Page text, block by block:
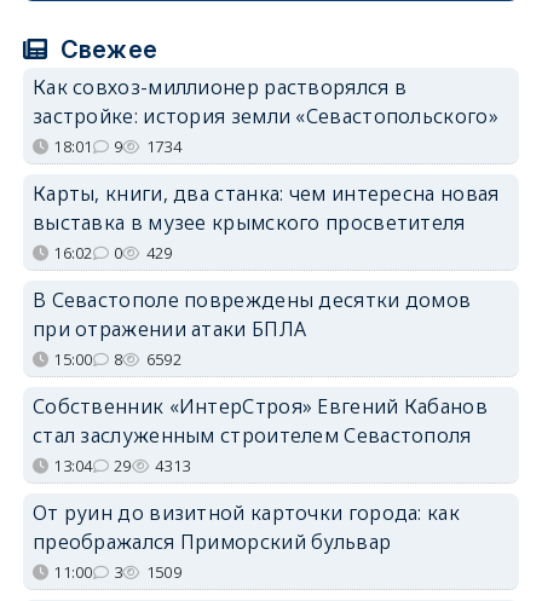
Свежее
Как совхоз-миллионер растворялся в
застройке: история земли «Севастопольского»
18:01 9 1734
Карты, книги, два станка: чем интересна новая
выставка в музее крымского просветителя
16:02 0 429
В Севастополе повреждены десятки домов
при отражении атаки БПЛА
15:00 8 6592
Собственник «ИнтерСтроя» Евгений Кабанов
стал заслуженным строителем Севастополя
13:04 29 4313
От руин до визитной карточки города: как
преображался Приморский бульвар
11:00 3 1509